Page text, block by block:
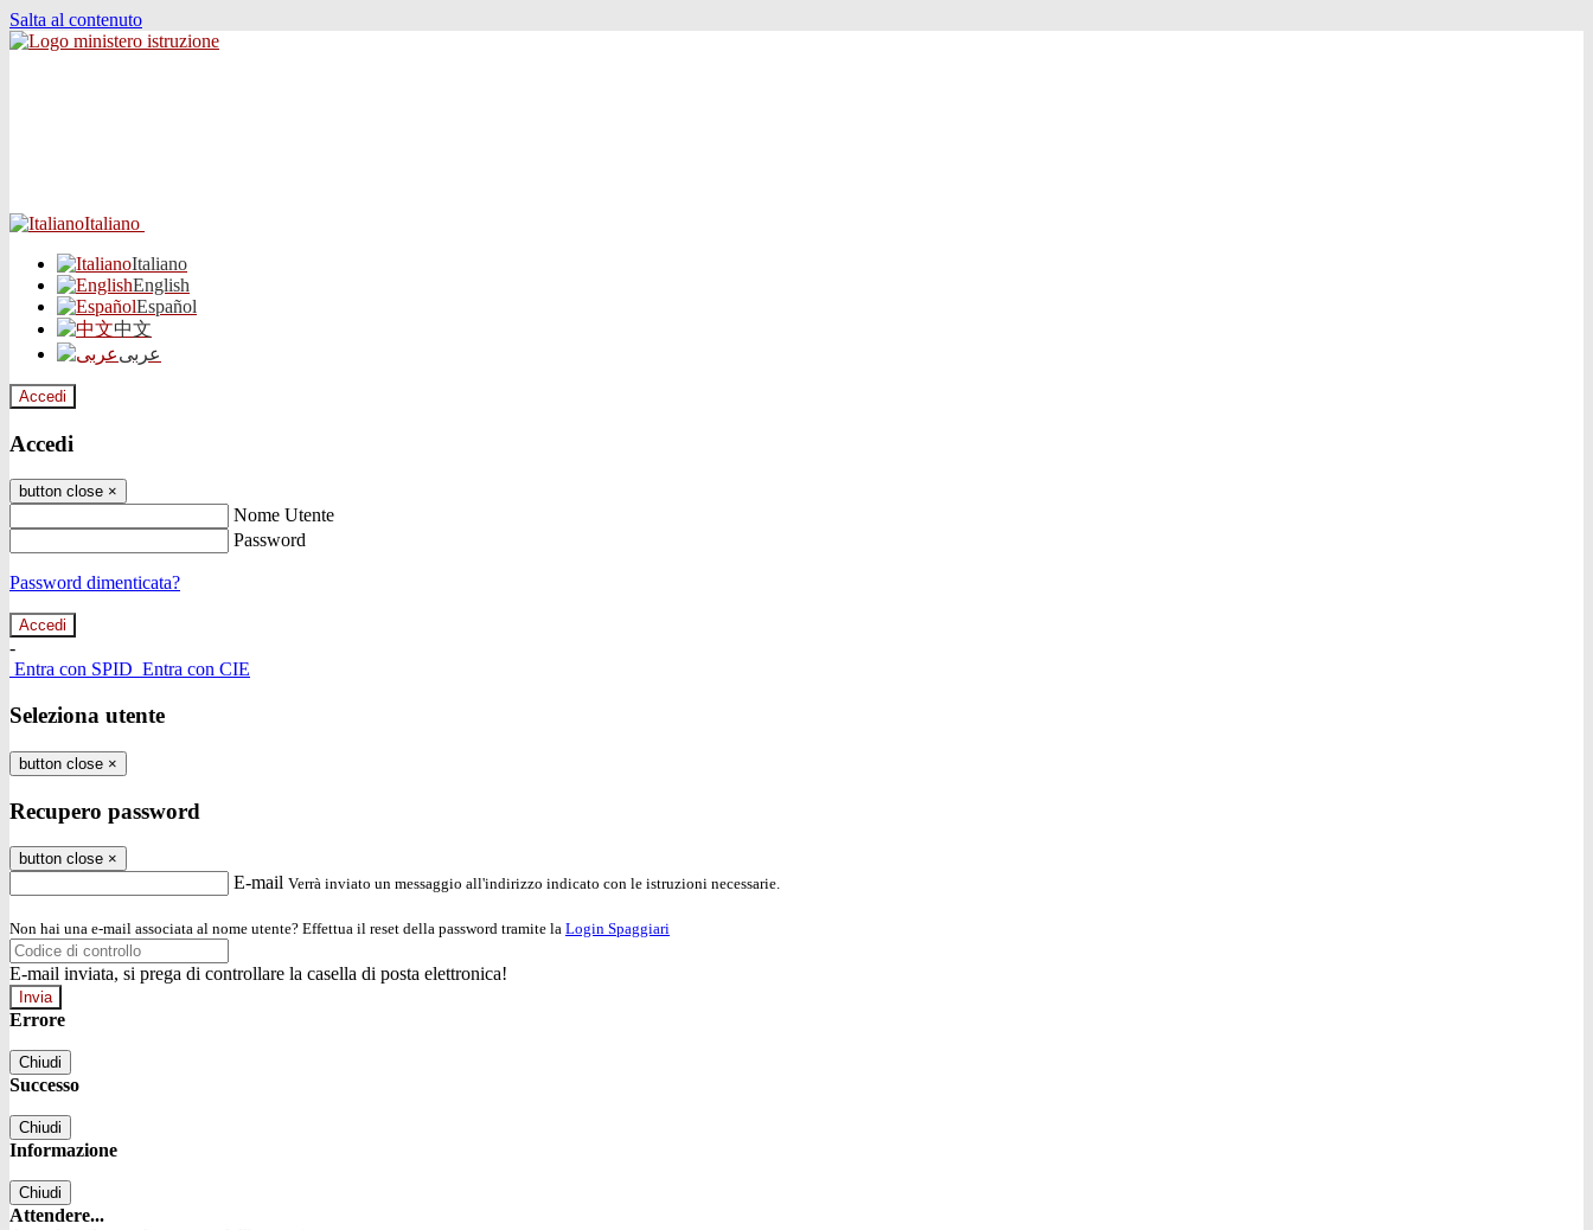
Salta al contenuto
Italiano
Italiano
English
Español
中文
عربى
Accedi
Accedi
button close ×
Nome Utente
Password
Password dimenticata?
-
Entra con SPID Entra con CIE
Seleziona utente
button close ×
Recupero password
button close ×
E-mail Verrà inviato un messaggio all'indirizzo indicato con le istruzioni necessarie.
Non hai una e-mail associata al nome utente? Effettua il reset della password tramite la Login Spaggiari
E-mail inviata, si prega di controllare la casella di posta elettronica!
Errore
Chiudi
Successo
Chiudi
Informazione
Chiudi
Attendere...